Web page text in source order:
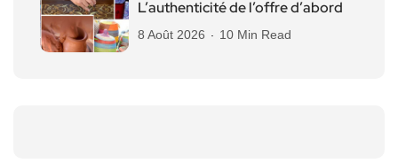
L’authenticité de l’offre d’abord
8 Août 2026 10 Min Read